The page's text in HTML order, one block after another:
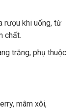
rượu khi uống, từ
chất.
trắng, phụ thuộc
mâm xôi,